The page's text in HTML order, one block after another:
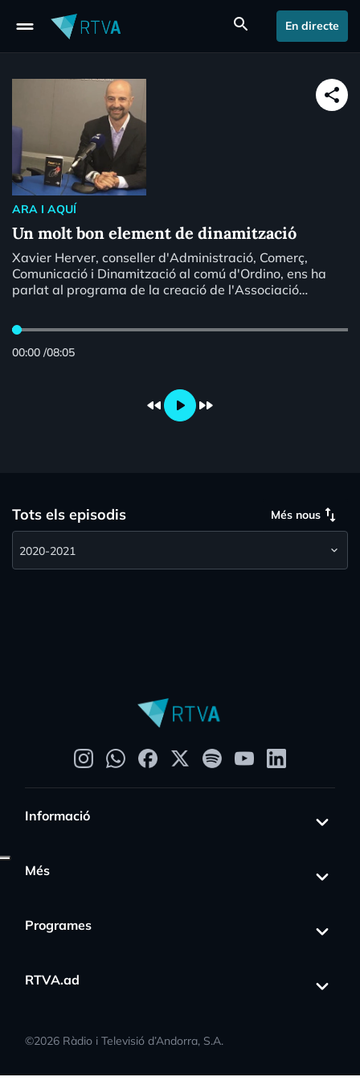
drag_handle search En directe
share
ARA I AQUÍ
Un molt bon element de dinamització
Xavier Herver, conseller d'Administració, Comerç,
Comunicació i Dinamització al comú d'Ordino, ens ha
parlat al programa de la creació de l'Associació
00:00 /08:05
fast_rewind play_arrow fast_forward
Tots els episodis Més nous swap_vert
Informació
Més
Programes
RTVA.ad
©2026 Ràdio i Televisió d’Andorra, S.A.